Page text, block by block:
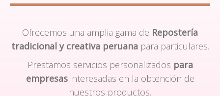
Ofrecemos una amplia gama de Repostería
tradicional y creativa peruanapara particulares.
Prestamos servicios personalizados para
empresasinteresadas en la obtención de
nuestros productos.